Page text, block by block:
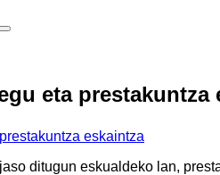
eta prestakuntza
ditugun eskualdeko lan,